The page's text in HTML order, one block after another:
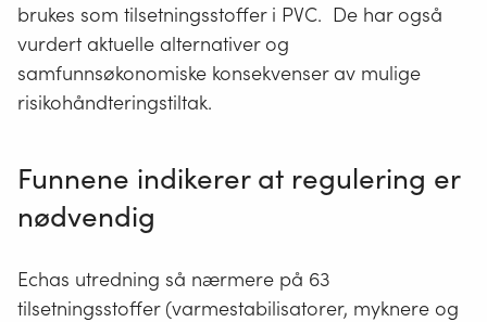
brukes som tilsetningsstoffer i PVC. De har også
vurdert aktuelle alternativer og
samfunnsøkonomiske konsekvenser av mulige
risikohåndteringstiltak.
Funnene indikerer at regulering er
nødvendig
Echas utredning så nærmere på 63
tilsetningsstoffer (varmestabilisatorer, myknere og